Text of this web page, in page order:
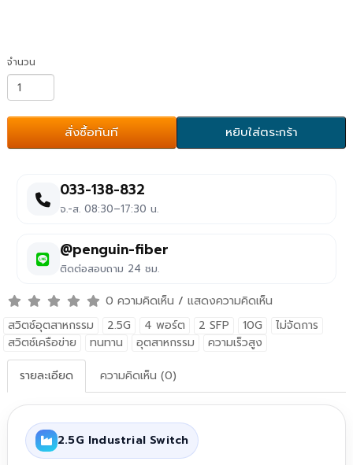
จำนวน
สั่งซื้อทันที หยิบใส่ตระกร้า
033-138-832
จ.-ส. 08:30–17:30 น.
@penguin-fiber
ติดต่อสอบถาม 24 ชม.
0 ความคิดเห็น / แสดงความคิดเห็น
สวิตช์อุตสาหกรรม
2.5G 4 พอร์ต 2 SFP 10G
ไม่จัดการ
สวิตช์เครือข่าย
ทนทาน อุตสาหกรรม
ความเร็วสูง
รายละเอียด
ความคิดเห็น (0)
2.5G Industrial Switch